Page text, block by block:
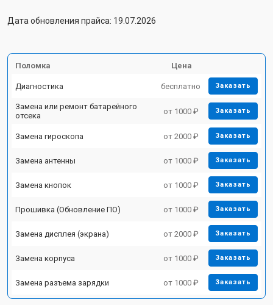
Дата обновления прайса: 19.07.2026
Поломка Цена
Диагностика бесплатно Заказать
Замена или ремонт батарейного
отсека
от 1000 ₽ Заказать
Замена гироскопа от 2000 ₽ Заказать
Замена антенны от 1000 ₽ Заказать
Замена кнопок от 1000 ₽ Заказать
Прошивка (Обновление ПО) от 1000 ₽ Заказать
Замена дисплея (экрана) от 2000 ₽ Заказать
Замена корпуса от 1000 ₽ Заказать
Замена разъема зарядки от 1000 ₽ Заказать